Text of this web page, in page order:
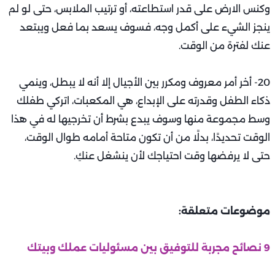
وكنس الارض على قدر استطاعته، أو ترتيب الملابس، حتى لو لم
ينجز الشيء على أكمل وجه، فسوف يسعد بما فعل ويبتعد
عنك لفترة من الوقت.
20- أخر أمر معروف ومكرر بين الأجيال إلا أنه لا يبطل، وينمي
ذكاء الطفل وقدرته على الإبداع، هي المكعبات، اتركي طفلك
وسط مجموعة منها وسوف يبدع بشرط أن تخرجيها له في هذا
الوقت تحديدًا، بدلًا من أن تكون متاحة أمامه طوال الوقت،
حتى لا يرفضها وقت احتياجك لأن ينشغل عنكِ.
موضوعات متعلقة:
9 نصائح مجربة للتوفيق بين مسئوليات عملك وبيتك